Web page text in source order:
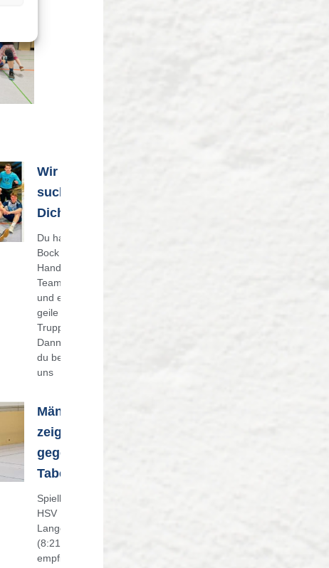
Wir
suchen
Dich
Du hast
Bock auf
Handball,
Teamgeist
und eine
geile
Truppe?
Dann bist
du bei
uns
Männermannschaft
zeigt Charakter
gegen
Tabellenführer
Spielbericht: Männer I
HSV Nidderau – TV
Langenselbold 19:36
(8:21) Der Tabellenletzte
empfing den